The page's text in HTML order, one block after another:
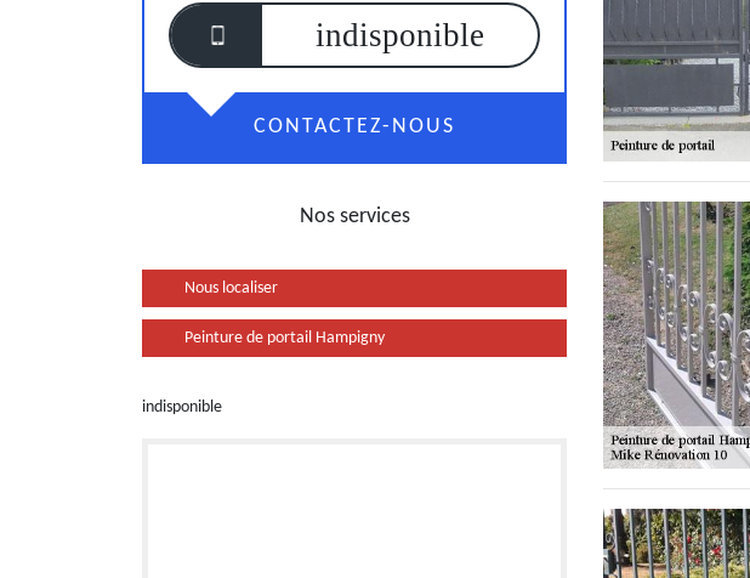
indisponible
CONTACTEZ-NOUS
Nos services
Nous localiser
Peinture de portail Hampigny
indisponible